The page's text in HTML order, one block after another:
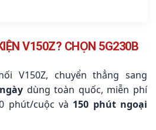
V150Z? CHỌN 5G230B
V150Z, chuyển thẳng sang
dùng toàn quốc, miễn phí
phút/cuộc và 150 phút ngoại